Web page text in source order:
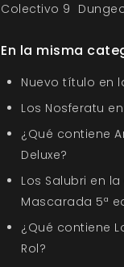
Colectivo 9
En la misma
Nuevo título en
Los Nosferatu
¿Qué contiene
Deluxe?
Los Salubri en
Mascarada 5ª
¿Qué contiene
Rol?